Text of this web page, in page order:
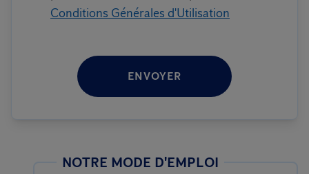
Conditions Générales d'Utilisation
ENVOYER
NOTRE MODE D'EMPLOI